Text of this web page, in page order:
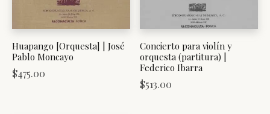
Huapango [Orquesta] | José
Pablo Moncayo
$475.00
Concierto para violín y
orquesta (partitura) |
Federico Ibarra
$513.00